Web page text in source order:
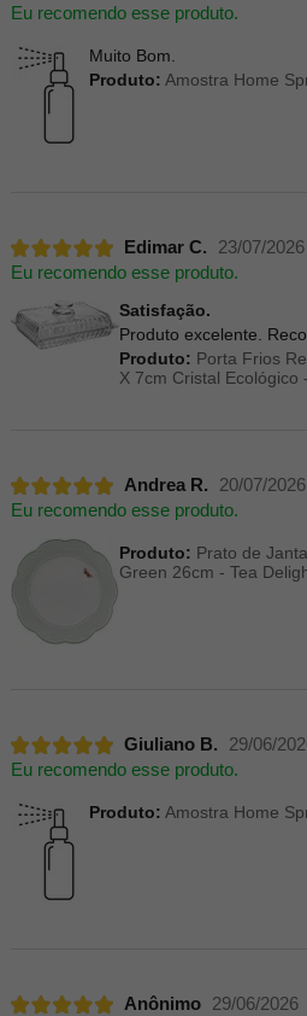
Eu recomendo esse produto.
Muito Bom.
Produto: Amostra Home
Edimar C.
23/07/2026
Eu recomendo esse produto.
Satisfação.
Produto excelente.
Produto: Porta Frios
X 7cm Cristal Ecológico
Andrea R.
20/07/2026
Eu recomendo esse produto.
Produto: Prato de
Green 26cm - Tea
Giuliano B.
29/06/
Eu recomendo esse produto.
Produto: Amostra Home
Anônimo
29/06/2026